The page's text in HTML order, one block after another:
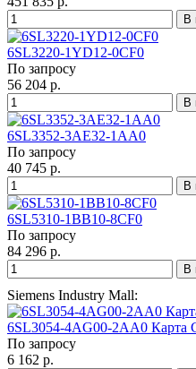
В
6SL3220-1YD12-0CF0
По запросу
56 204 р.
В
6SL3352-3AE32-1AA0
По запросу
40 745 р.
В
6SL5310-1BB10-8CF0
По запросу
84 296 р.
В
Siemens Industry Mall:
6SL3054-4AG00-2AA0 Карта
По запросу
6 162 р.